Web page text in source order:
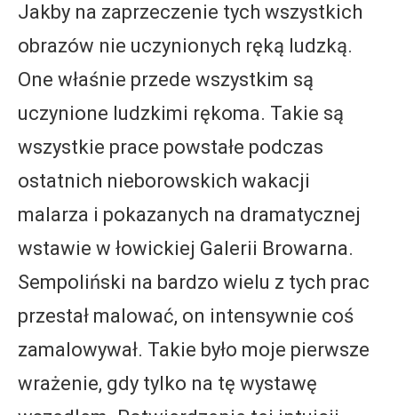
Jakby na zaprzeczenie tych wszystkich
obrazów nie uczynionych ręką ludzką.
One właśnie przede wszystkim są
uczynione ludzkimi rękoma. Takie są
wszystkie prace powstałe podczas
ostatnich nieborowskich wakacji
malarza i pokazanych na dramatycznej
wstawie w łowickiej Galerii Browarna.
Sempoliński na bardzo wielu z tych prac
przestał malować, on intensywnie coś
zamalowywał. Takie było moje pierwsze
wrażenie, gdy tylko na tę wystawę